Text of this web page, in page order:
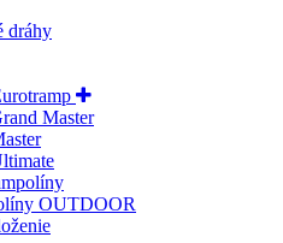
dráhy
Master
OUTDOOR